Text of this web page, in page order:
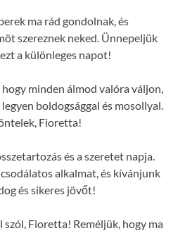
ma rád gondolnak, és
szereznek neked. Ünnepeljük
a különleges napot!
minden álmod valóra váljon,
boldogsággal és mosollyal.
Fioretta!
és a szeretet napja.
alkalmat, és kívánjunk
és sikeres jövőt!
szól, Fioretta! Reméljük, hogy ma